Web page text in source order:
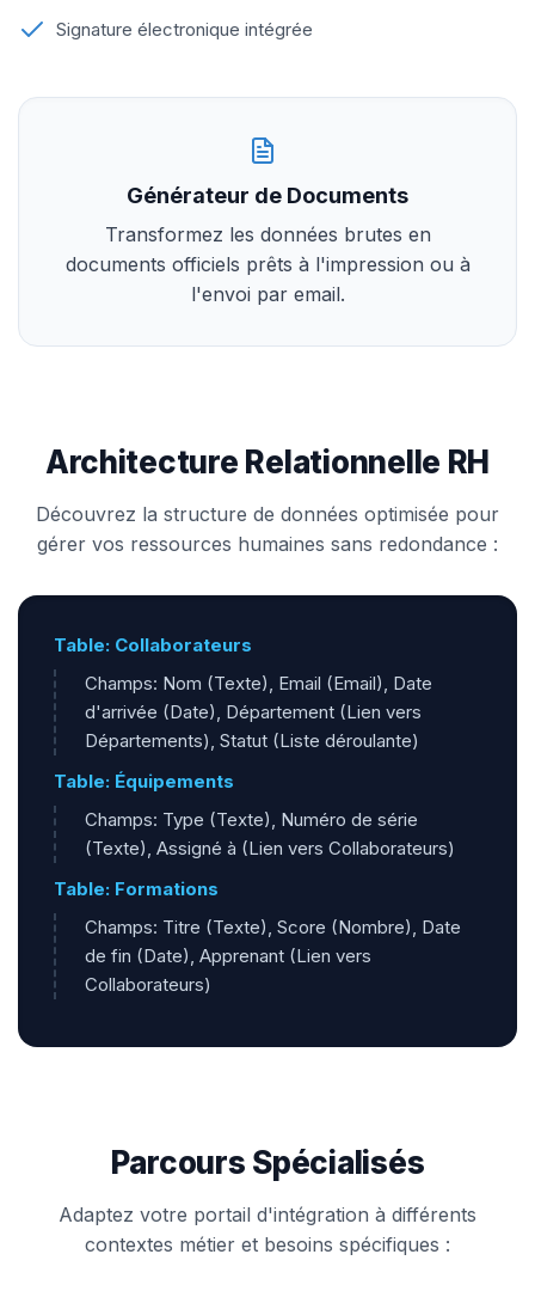
Signature électronique intégrée
Générateur de Documents
Transformez les données brutes en
documents officiels prêts à l'impression ou à
l'envoi par email.
Architecture Relationnelle RH
Découvrez la structure de données optimisée pour
gérer vos ressources humaines sans redondance :
Table: Collaborateurs
Champs: Nom (Texte), Email (Email), Date
d'arrivée (Date), Département (Lien vers
Départements), Statut (Liste déroulante)
Table: Équipements
Champs: Type (Texte), Numéro de série
(Texte), Assigné à (Lien vers Collaborateurs)
Table: Formations
Champs: Titre (Texte), Score (Nombre), Date
de fin (Date), Apprenant (Lien vers
Collaborateurs)
Parcours Spécialisés
Adaptez votre portail d'intégration à différents
contextes métier et besoins spécifiques :